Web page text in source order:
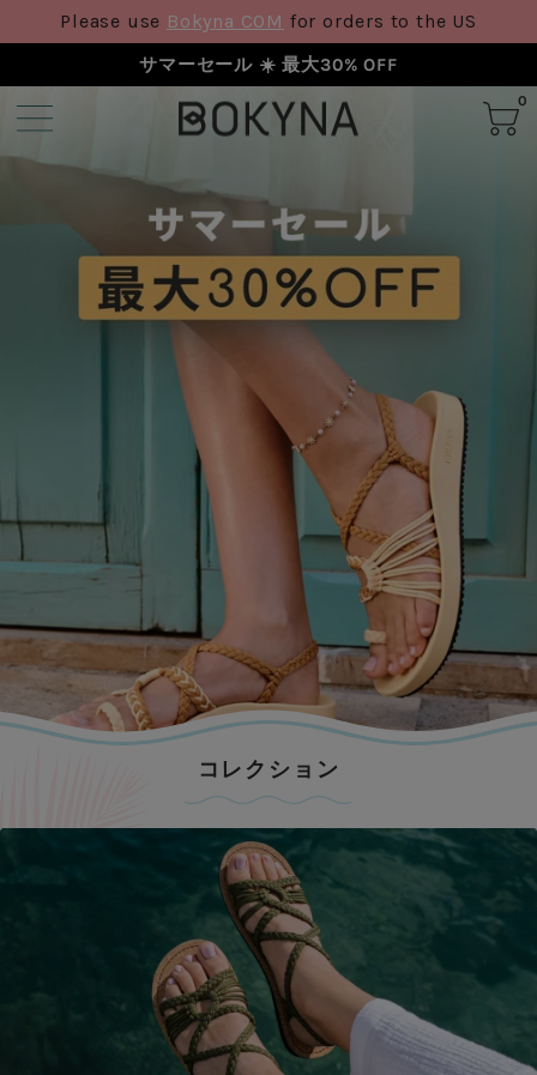
Please use Bokyna COM for orders to the US
サマーセール ☀️ 最大30% OFF
0
コレクション